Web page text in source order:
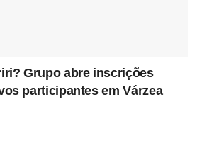
Grupo abre inscrições
participantes em Várzea